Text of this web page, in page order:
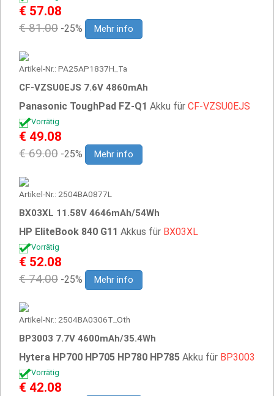
€ 57.08
€ 81.00 -25% Mehr info
Artikel-Nr.: PA25AP1837H_Ta
CF-VZSU0EJS 7.6V 4860mAh
Panasonic ToughPad FZ-Q1 Akku für CF-VZSU0EJS
Vorrätig
€ 49.08
€ 69.00 -25% Mehr info
Artikel-Nr.: 2504BA0877L
BX03XL 11.58V 4646mAh/54Wh
HP EliteBook 840 G11 Akkus für BX03XL
Vorrätig
€ 52.08
€ 74.00 -25% Mehr info
Artikel-Nr.: 2504BA0306T_Oth
BP3003 7.7V 4600mAh/35.4Wh
Hytera HP700 HP705 HP780 HP785 Akku für BP3003
Vorrätig
€ 42.08